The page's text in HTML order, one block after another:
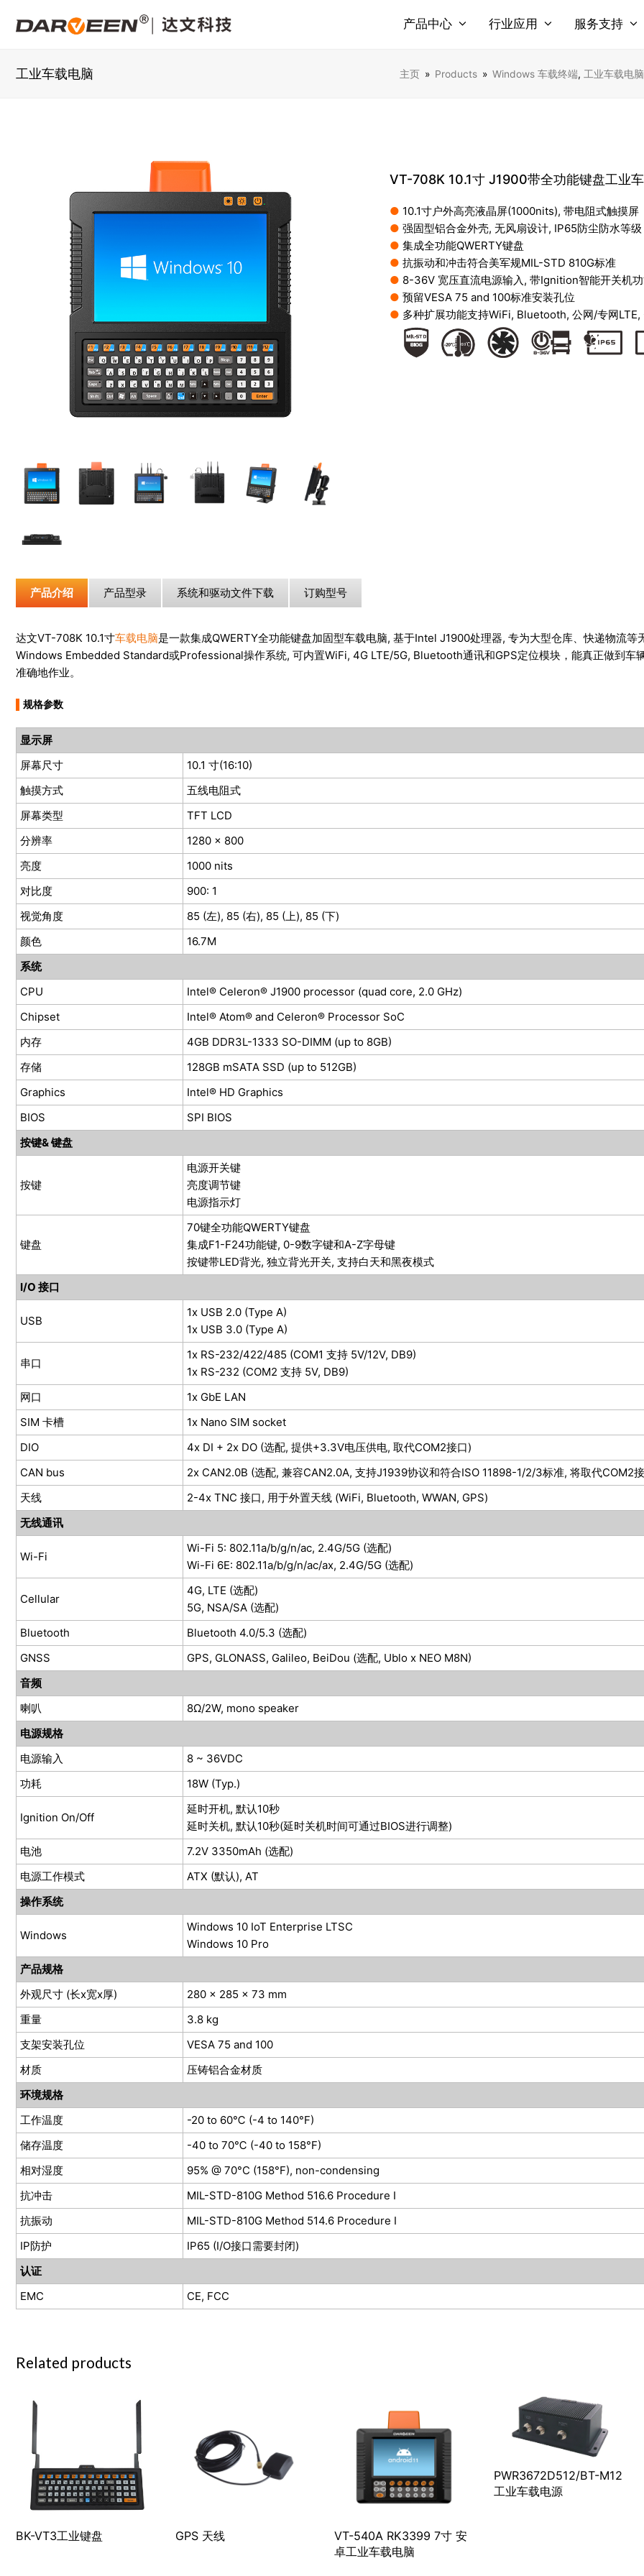
产品中心 行业应用 服务支持
工业车载电脑 主页 » Products » Windows 车载终端, 工业车载电脑
VT-708K 10.1寸 J1900带全功能键盘工业
● 10.1寸户外高亮液晶屏(1000nits), 带电阻式触摸屏
● 强固型铝合金外壳, 无风扇设计, IP65防尘防水等级
● 集成全功能QWERTY键盘
● 抗振动和冲击符合美军规MIL-STD 810G标准
● 8-36V 宽压直流电源输入, 带Ignition智能开关机
● 预留VESA 75 and 100标准安装孔位
● 多种扩展功能支持WiFi, Bluetooth, 公网/专网LTE,
产品介绍 产品型录 系统和驱动文件下载 订购型号
达文VT-708K 10.1寸车载电脑是一款集成QWERTY全功能键盘加固型车载电脑, 基于Intel J1900处理器, 专为大型仓库、快递物流
Windows Embedded Standard或Professional操作系统, 可内置WiFi, 4G LTE/5G, Bluetooth通讯和GPS定位模块，能真正做到车
准确地作业。
规格参数
显示屏
屏幕尺寸
10.1 寸(16:10)
触摸方式
五线电阻式
屏幕类型
TFT LCD
分辨率
1280 x 800
亮度
1000 nits
对比度
900: 1
视觉角度
85 (左), 85 (右), 85 (上), 85 (下)
颜色
16.7M
系统
CPU
Intel® Celeron® J1900 processor (quad core, 2.0 GHz)
Chipset
Intel® Atom® and Celeron® Processor SoC
内存
4GB DDR3L-1333 SO-DIMM (up to 8GB)
存储
128GB mSATA SSD (up to 512GB)
Graphics
Intel® HD Graphics
BIOS
SPI BIOS
按键& 键盘
按键
电源开关键
亮度调节键
电源指示灯
键盘
70键全功能QWERTY键盘
集成F1-F24功能键, 0-9数字键和A-Z字母键
按键带LED背光, 独立背光开关, 支持白天和黑夜模式
I/O 接口
USB
1x USB 2.0 (Type A)
1x USB 3.0 (Type A)
串口
1x RS-232/422/485 (COM1 支持 5V/12V, DB9)
1x RS-232 (COM2 支持 5V, DB9)
网口
1x GbE LAN
SIM 卡槽
1x Nano SIM socket
DIO
4x DI + 2x DO (选配, 提供+3.3V电压供电, 取代COM2接口)
CAN bus
2x CAN2.0B (选配, 兼容CAN2.0A, 支持J1939协议和符合ISO 11898-1/2/3标准, 将取代COM2
天线
2-4x TNC 接口, 用于外置天线 (WiFi, Bluetooth, WWAN, GPS)
无线通讯
Wi-Fi
Wi-Fi 5: 802.11a/b/g/n/ac, 2.4G/5G (选配)
Wi-Fi 6E: 802.11a/b/g/n/ac/ax, 2.4G/5G (选配)
Cellular
4G, LTE (选配)
5G, NSA/SA (选配)
Bluetooth
Bluetooth 4.0/5.3 (选配)
GNSS
GPS, GLONASS, Galileo, BeiDou (选配, Ublo x NEO M8N)
音频
喇叭
8Ω/2W, mono speaker
电源规格
电源输入
8 ~ 36VDC
功耗
18W (Typ.)
Ignition On/Off
延时开机, 默认10秒
延时关机, 默认10秒(延时关机时间可通过BIOS进行调整)
电池
7.2V 3350mAh (选配)
电源工作模式
ATX (默认), AT
操作系统
Windows
Windows 10 IoT Enterprise LTSC
Windows 10 Pro
产品规格
外观尺寸 (长x宽x厚)
280 x 285 x 73 mm
重量
3.8 kg
支架安装孔位
VESA 75 and 100
材质
压铸铝合金材质
环境规格
工作温度
-20 to 60℃ (-4 to 140°F)
储存温度
-40 to 70℃ (-40 to 158°F)
相对湿度
95% @ 70°C (158°F), non-condensing
抗冲击
MIL-STD-810G Method 516.6 Procedure I
抗振动
MIL-STD-810G Method 514.6 Procedure I
IP防护
IP65 (I/O接口需要封闭)
认证
EMC
CE, FCC
Related products
BK-VT3工业键盘 GPS 天线
VT-540A RK3399 7寸 安
卓工业车载电脑
PWR3672D512/BT-M12
工业车载电源